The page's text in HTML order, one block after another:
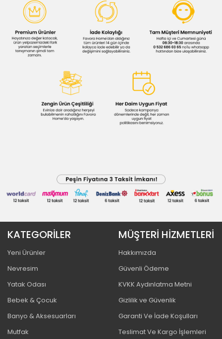
KATEGORİLER
Yeni Ürünler
Nevresim
Yatak Odası
Bebek & Çocuk
Banyo & Aksesuarları
Mutfak
MÜŞTERİ HİZMETLERİ
Hakkımızda
Güvenli Ödeme
KVKK Aydınlatma Metni
Gizlilik ve Güvenlik
Garanti Ve İade Koşulları
Teslimat Ve Kargo İşlemleri